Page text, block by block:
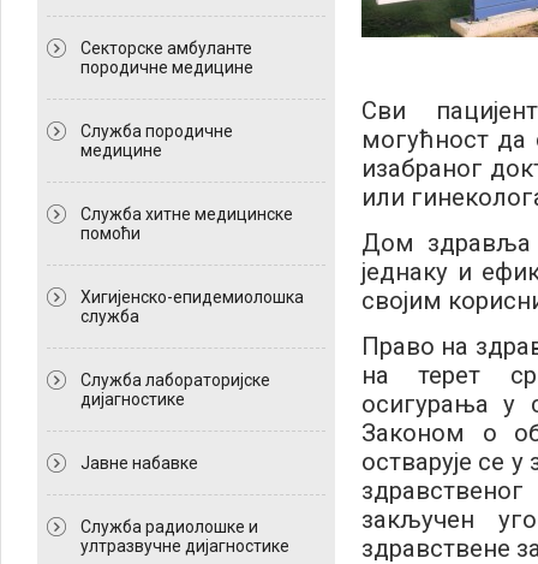
Секторске амбуланте
породичне медицине
Служба породичне
медицине
Служба хитне медицинске
помоћи
Хигијенско-епидемиолошка
служба
Служба лабораторијске
дијагностике
Јавне набавке
Служба радиолошке и
ултразвучне дијагностике
Сви
могућност да
изабраног
или
Дом здравља
једнаку и
својим
Право на
на терет
осигурања у
Законом о
остварује се
закључен
здравствене